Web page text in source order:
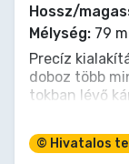
Hossz/
Mélység: 79
Precíz
doboz több
tokban lévő
Pokemon™
tárolására.
© Hivatalos